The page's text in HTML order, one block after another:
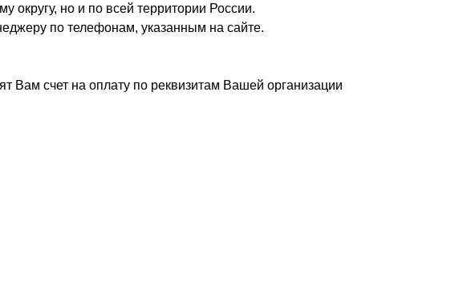
округу, но и по всей территории России.
по телефонам, указанным на сайте.
счет на оплату по реквизитам Вашей организации